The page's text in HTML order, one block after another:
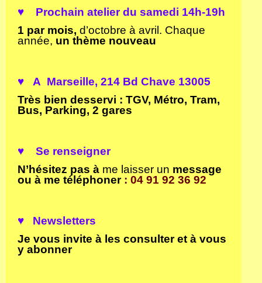
♥ Prochain atelierdu samedi 14h-19h
1 par mois, d’octobre à avril. Chaque
année, un thème nouveau
♥ A Marseille, 214 Bd Chave 13005
Très bien desservi : TGV, Métro, Tram,
Bus, Parking, 2 gares
♥ Se renseigner
N’hésitez pas à me laisser un message
ou à me téléphoner: 04 91 92 36 92
♥ Newsletters
Je vous invite à les consulter et à vous
y abonner